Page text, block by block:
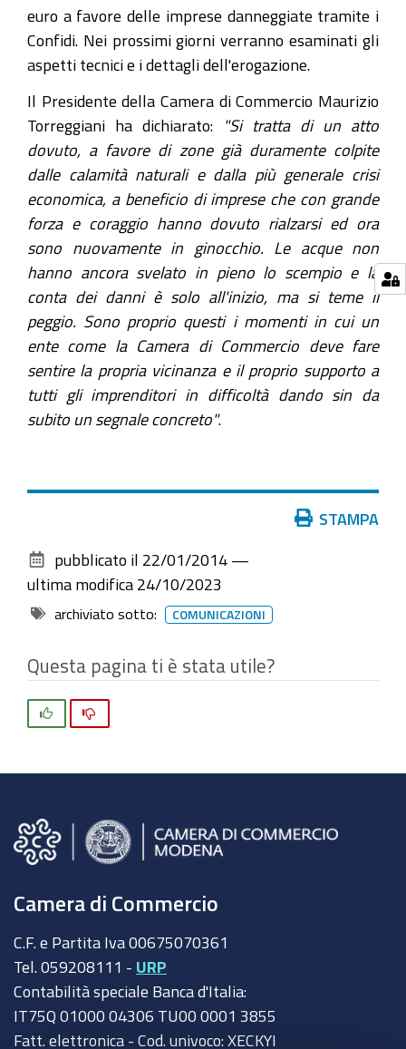
euro a favore delle imprese danneggiate tramite i
Confidi. Nei prossimi giorni verranno esaminati gli
aspetti tecnici e i dettagli dell'erogazione.
Il Presidente della Camera di Commercio Maurizio
Torreggiani ha dichiarato:
"Si tratta di un atto
dovuto, a favore di zone già duramente colpite
dalle calamità naturali e dalla più generale crisi
economica, a beneficio di imprese che con grande
forza e coraggio hanno dovuto rialzarsi ed ora
sono nuovamente in ginocchio. Le acque non
hanno ancora svelato in pieno lo scempio e la
conta dei danni è solo all'inizio, ma si teme il
peggio. Sono proprio questi i momenti in cui un
ente come la Camera di Commercio deve fare
sentire la propria vicinanza e il proprio supporto a
tutti gli imprenditori in difficoltà dando sin da
subito un segnale concreto".
documento
STAMPA
pubblicato il 22/01/2014 —
ultima modifica 24/10/2023
archiviato sotto: COMUNICAZIONI
Questa pagina ti è stata utile?
Camera di Commercio
C.F. e Partita Iva 00675070361
Tel. 059208111 - URP
Contabilità speciale Banca d'Italia:
IT75Q 01000 04306 TU00 0001 3855
Fatt. elettronica - Cod. univoco: XECKYI